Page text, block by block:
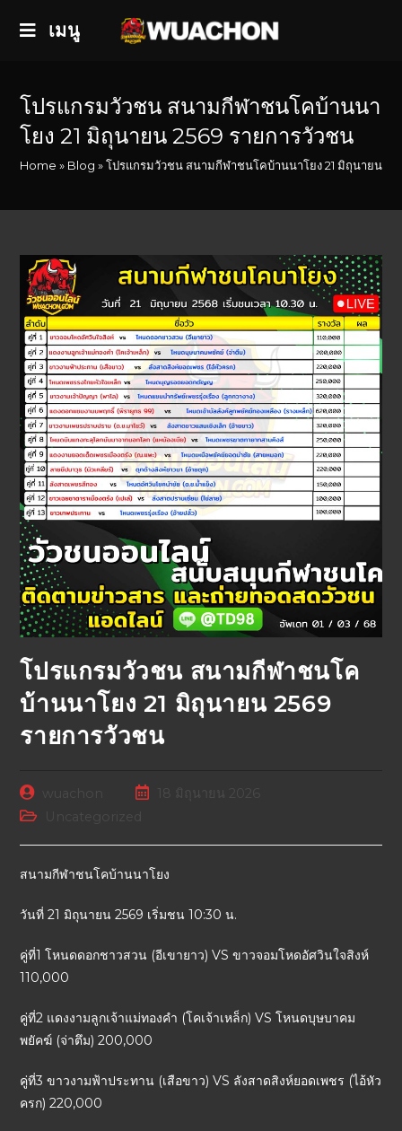
เมนู
โปรแกรมวัวชน สนามกีฬาชนโคบ้านนา
โยง 21 มิถุนายน 2569 รายการวัวชน
Home » Blog »โปรแกรมวัวชน สนามกีฬาชนโคบ้านนาโยง 21 มิถุนายน
โปรแกรมวัวชน สนามกีฬาชนโค
บ้านนาโยง 21 มิถุนายน 2569
รายการวัวชน
18 มิถุนายน 2026
Uncategorized
สนามกีฬาชนโคบ้านนาโยง
วันที่ 21 มิถุนายน 2569 เริ่มชน 10:30 น.
คู่ที่1 โหนดดอกชาวสวน (อีเขายาว) VS ขาวจอมโหดอัศวินใจสิงห์
110,000
คู่ที่2 แดงงามลูกเจ้าแม่ทองคำ (โคเจ้าเหล็ก) VS โหนดบุษบาคม
พยัคฆ์ (จ่าตึม) 200,000
คู่ที่3 ขาวงามฟ้าประทาน (เสือขาว) VS ลังสาดสิงห์ยอดเพชร (ไอ้หัว
ครก) 220,000